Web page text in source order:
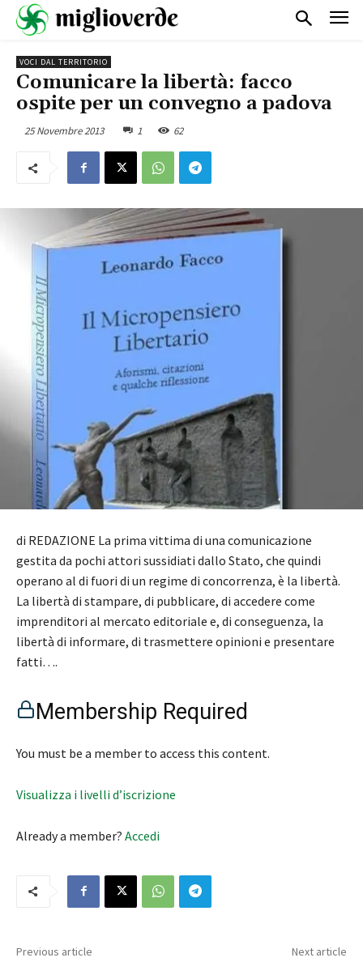
VOCI DAL TERRITORIO
Comunicare la libertà: facco
ospite per un convegno a padova
25 Novembre 2013 1 62
di REDAZIONE La prima vittima di una comunicazione
gestita da pochi attori sussidiati dallo Stato, che quindi
operano al di fuori di un regime di concorrenza, è la libertà.
La libertà di stampare, di pubblicare, di accedere come
imprenditori al mercato editoriale e, di conseguenza, la
libertà di informare, di trasmettere opinioni e presentare
fatti….
Membership Required
You must be a member to access this content.
Visualizza i livelli d’iscrizione
Already a member? Accedi
Previous article Next article